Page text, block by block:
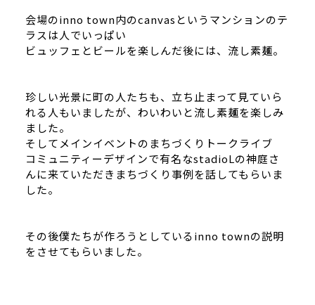
会場のinno town内のcanvasというマンションのテ
ラスは人でいっぱい
ビュッフェとビールを楽しんだ後には、流し素麺。
珍しい光景に町の人たちも、立ち止まって見ていら
れる人もいましたが、わいわいと流し素麺を楽しみ
ました。
そしてメインイベントのまちづくりトークライブ
コミュニティーデザインで有名なstadioLの神庭さ
んに来ていただきまちづくり事例を話してもらいま
した。
その後僕たちが作ろうとしているinno townの説明
をさせてもらいました。